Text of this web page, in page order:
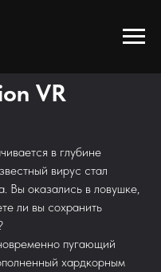
VR
в глубине
вирус стал
Вы оказались в ловушке,
ли вы сохранить
пугающий
хардкорным